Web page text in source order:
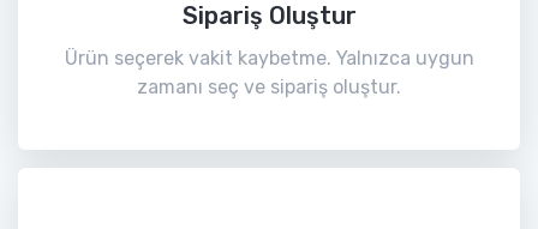
Sipariş Oluştur
Ürün seçerek vakit kaybetme. Yalnızca uygun
zamanı seç ve sipariş oluştur.